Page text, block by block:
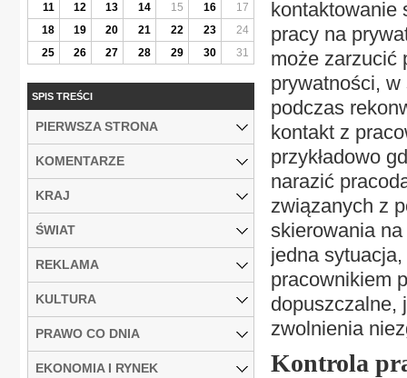
kontaktowanie
pracy na
może zarzucić
prywatności,
podczas
kontakt z
przykładowo
narazić
związanych z
skierowania
jedna
pracownikiem
dopuszczalne,
zwolnienia
Kontrola
11
12 13 14 15 16
17
18
19 20 21 22 23
24
25
26 27 28 29 30 31
SPIS TREŚCI
PIERWSZA STRONA
KOMENTARZE
KRAJ
ŚWIAT
REKLAMA
KULTURA
PRAWO CO DNIA
EKONOMIA I RYNEK